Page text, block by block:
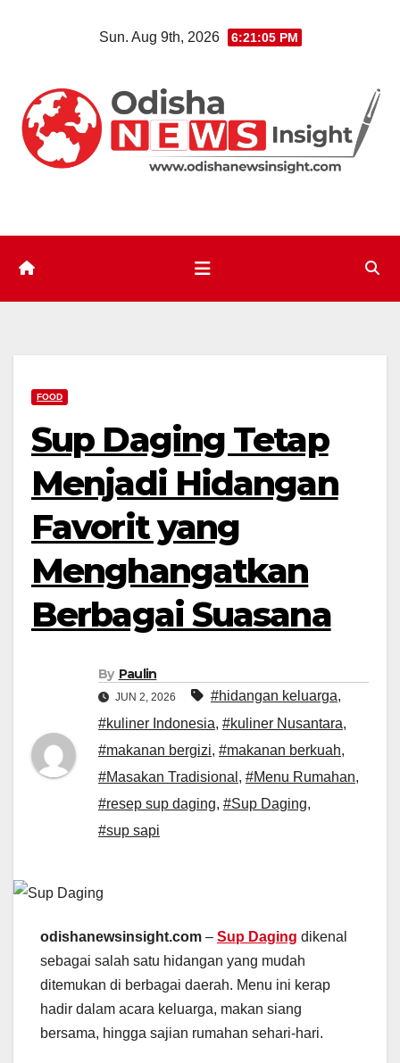
Sun. Aug 9th, 2026 6:21:06 PM
FOOD
Sup Daging Tetap
Menjadi Hidangan
Favorit yang
Menghangatkan
Berbagai Suasana
By Paulin
JUN 2, 2026 #hidangan keluarga,
#kuliner Indonesia, #kuliner Nusantara,
#makanan bergizi, #makanan berkuah,
#Masakan Tradisional , #Menu Rumahan,
#resep sup daging, #Sup Daging,
#sup sapi
odishanewsinsight.com – Sup Daging dikenal
sebagai salah satu hidangan yang mudah
ditemukan di berbagai daerah. Menu ini kerap
hadir dalam acara keluarga, makan siang
bersama, hingga sajian rumahan sehari-hari.